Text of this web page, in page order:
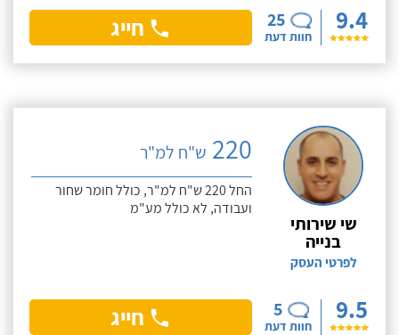
9.4
25
חוות דעת חייג
שי שירותי
בנייה
לפרטי העסק
9.5
5
חוות דעת
220 ש"ח למ"ר
החל 220 ש"ח למ"ר, כולל חומר שחור
ועבודה, לא כולל מע"מ
חייג